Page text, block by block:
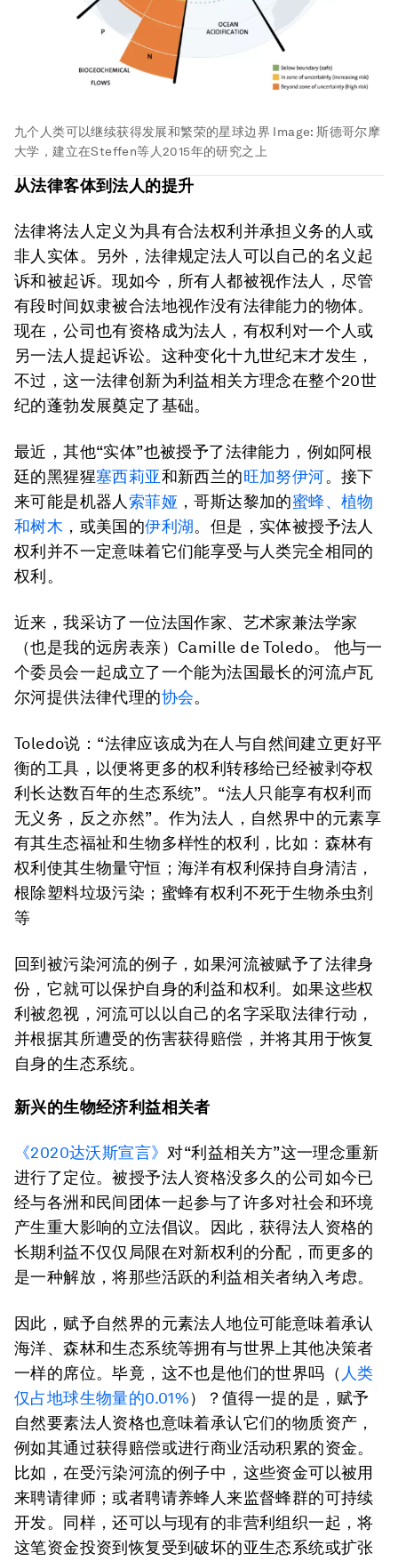
九个人类可以继续获得发展和繁荣的星球边界 Image:斯德哥尔摩
大学，建立在Steffen等人2015年的研究之上
从法律客体到法人的提升
法律将法人定义为具有合法权利并承担义务的人或
非人实体。另外，法律规定法人可以自己的名义起
诉和被起诉。现如今，所有人都被视作法人，尽管
有段时间奴隶被合法地视作没有法律能力的物体。
现在，公司也有资格成为法人，有权利对一个人或
另一法人提起诉讼。这种变化十九世纪末才发生，
不过，这一法律创新为利益相关方理念在整个20世
纪的蓬勃发展奠定了基础。
最近，其他“实体”也被授予了法律能力，例如阿根
廷的黑猩猩塞西莉亚和新西兰的旺加努伊河。接下
来可能是机器人 索菲娅 ，哥斯达黎加的蜜蜂、植物
和树木 ，或美国的伊利湖。但是，实体被授予法人
权利并不一定意味着它们能享受与人类完全相同的
权利。
近来，我采访了一位法国作家、艺术家兼法学家
（也是我的远房表亲）Camille de Toledo。 他与一
个委员会一起成立了一个能为法国最长的河流卢瓦
尔河提供法律代理的协会。
Toledo说：“法律应该成为在人与自然间建立更好平
衡的工具，以便将更多的权利转移给已经被剥夺权
利长达数百年的生态系统”。“法人只能享有权利而
无义务，反之亦然”。作为法人，自然界中的元素享
有其生态福祉和生物多样性的权利，比如：森林有
权利使其生物量守恒；海洋有权利保持自身清洁，
根除塑料垃圾污染；蜜蜂有权利不死于生物杀虫剂
等
回到被污染河流的例子，如果河流被赋予了法律身
份，它就可以保护自身的利益和权利。如果这些权
利被忽视，河流可以以自己的名字采取法律行动，
并根据其所遭受的伤害获得赔偿，并将其用于恢复
自身的生态系统。
新兴的生物经济利益相关者
《2020达沃斯宣言》 对“利益相关方”这一理念重新
进行了定位。被授予法人资格没多久的公司如今已
经与各洲和民间团体一起参与了许多对社会和环境
产生重大影响的立法倡议。因此，获得法人资格的
长期利益不仅仅局限在对新权利的分配，而更多的
是一种解放，将那些活跃的利益相关者纳入考虑。
因此，赋予自然界的元素法人地位可能意味着承认
海洋、森林和生态系统等拥有与世界上其他决策者
一样的席位。毕竟，这不也是他们的世界吗（ 人类
仅占地球生物量的0.01%）？值得一提的是，赋予
自然要素法人资格也意味着承认它们的物质资产，
例如其通过获得赔偿或进行商业活动积累的资金。
比如，在受污染河流的例子中，这些资金可以被用
来聘请律师；或者聘请养蜂人来监督蜂群的可持续
开发。同样，还可以与现有的非营利组织一起，将
这笔资金投资到恢复受到破坏的亚生态系统或扩张